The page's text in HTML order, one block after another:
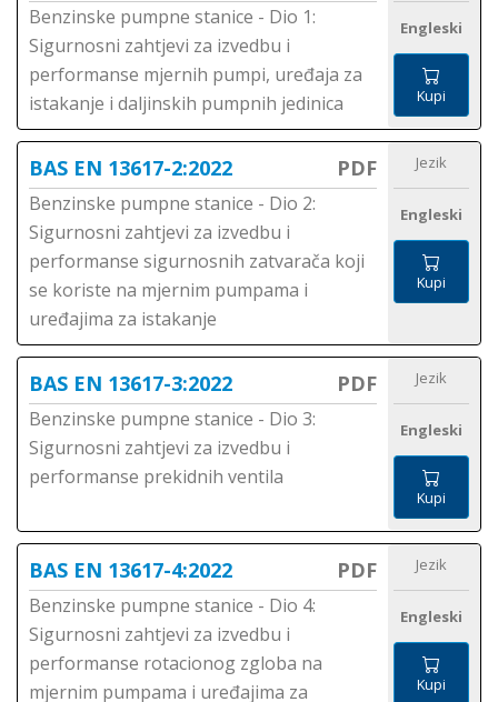
Benzinske pumpne stanice - Dio 1:
Sigurnosni zahtjevi za izvedbu i
performanse mjernih pumpi, uređaja za
istakanje i daljinskih pumpnih jedinica
Engleski
Kupi
BAS EN 13617-2:2022 PDF
Benzinske pumpne stanice - Dio 2:
Sigurnosni zahtjevi za izvedbu i
performanse sigurnosnih zatvarača koji
se koriste na mjernim pumpama i
uređajima za istakanje
Jezik
Engleski
Kupi
BAS EN 13617-3:2022 PDF
Benzinske pumpne stanice - Dio 3:
Sigurnosni zahtjevi za izvedbu i
performanse prekidnih ventila
Jezik
Engleski
Kupi
BAS EN 13617-4:2022 PDF
Benzinske pumpne stanice - Dio 4:
Sigurnosni zahtjevi za izvedbu i
performanse rotacionog zgloba na
mjernim pumpama i uređajima za
Jezik
Engleski
Kupi